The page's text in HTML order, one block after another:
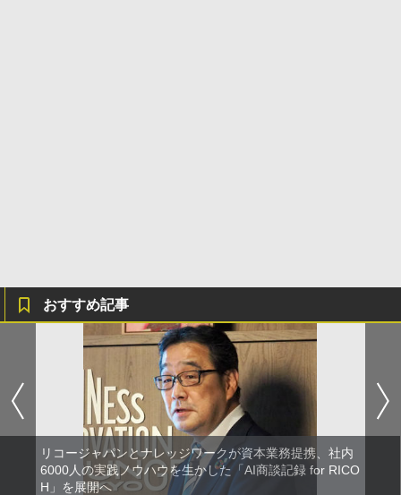
おすすめ記事
リコージャパンとナレッジワークが資本業務提携、社内
6000人の実践ノウハウを生かした「AI商談記録 for RICO
H」を展開へ